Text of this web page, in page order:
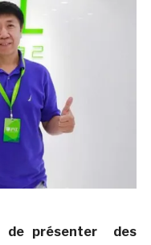
de présenter des